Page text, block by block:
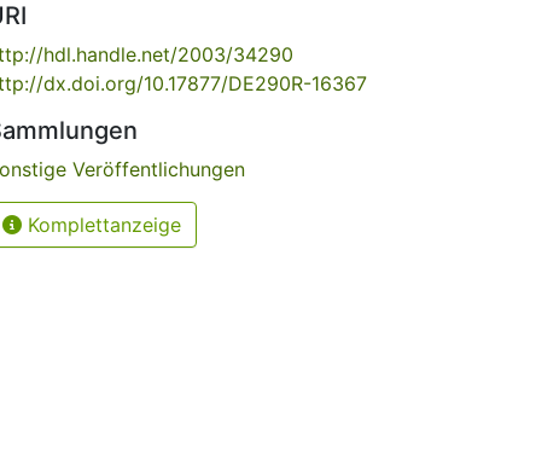
hdl.handle.net/2003/34290
dx.doi.org/10.17877/DE290R-16367
Veröffentlichungen
Komplettanzeige